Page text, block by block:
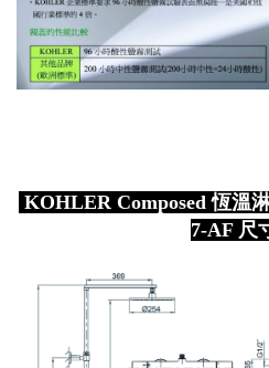
KOHLER Composed 恆溫
7-AF 尺